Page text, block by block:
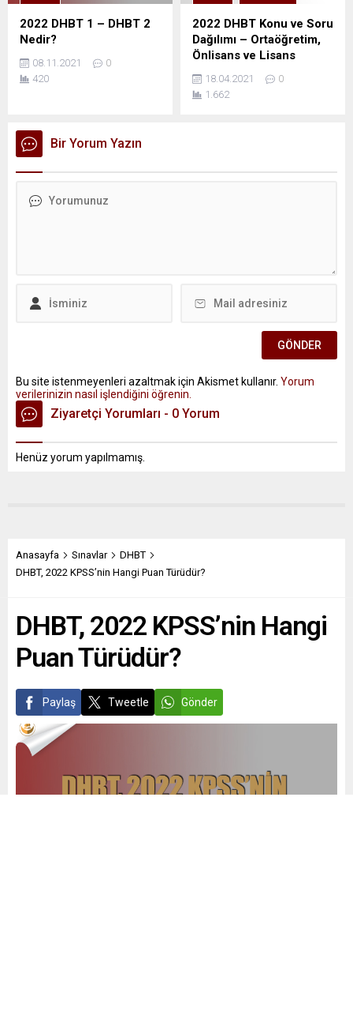
2022 DHBT 1 – DHBT 2
Nedir?
08.11.2021
0
420
2022 DHBT Konu ve Soru
Dağılımı – Ortaöğretim,
Önlisans ve Lisans
18.04.2021
0
1.662
Bir Yorum Yazın
Bu site istenmeyenleri azaltmak için Akismet kullanır. Yorum
verilerinizin nasıl işlendiğini öğrenin.
Ziyaretçi Yorumları - 0 Yorum
Henüz yorum yapılmamış.
Anasayfa Sınavlar
DHBT
DHBT, 2022 KPSS’nin Hangi Puan Türüdür?
DHBT, 2022 KPSS’nin Hangi
Puan Türüdür?
Paylaş Tweetle Gönder